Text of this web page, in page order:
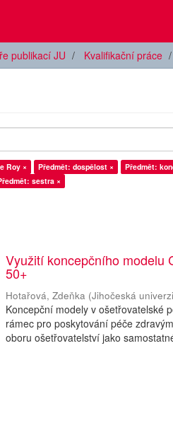
publikací JU Kvalifikační práce
Roy × Předmět: dospělost × Předmět:
sestra ×
Využití koncepčního modelu
50+
Hotařová, Zdeňka (Jihočeská
Koncepční modely v ošetřovatelské
rámec pro poskytování péče
oboru ošetřovatelství jako